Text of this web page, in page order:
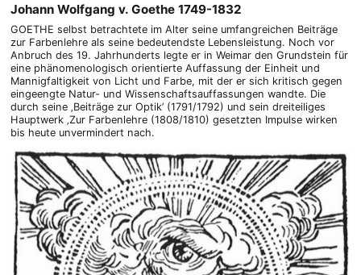
Johann Wolfgang v. Goethe 1749-1832
GOETHE selbst betrachtete im Alter seine umfangreichen Beiträge
zur Farbenlehre als seine bedeutendste Lebensleistung. Noch vor
Anbruch des 19. Jahrhunderts legte er in Weimar den Grundstein für
eine phänomenologisch orientierte Auffassung der Einheit und
Mannigfaltigkeit von Licht und Farbe, mit der er sich kritisch gegen
eingeengte Natur- und Wissenschaftsauffassungen wandte. Die
durch seine ‚Beiträge zur Optik’ (1791/1792) und sein dreiteiliges
Hauptwerk ‚Zur Farbenlehre (1808/1810) gesetzten Impulse wirken
bis heute unvermindert nach.